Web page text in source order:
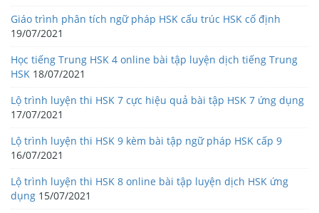
Giáo trình phân tích ngữ pháp HSK cấu trúc HSK cố định
19/07/2021
Học tiếng Trung HSK 4 online bài tập luyện dịch tiếng Trung
HSK 18/07/2021
Lộ trình luyện thi HSK 7 cực hiệu quả bài tập HSK 7 ứng dụng
17/07/2021
Lộ trình luyện thi HSK 9 kèm bài tập ngữ pháp HSK cấp 9
16/07/2021
Lộ trình luyện thi HSK 8 online bài tập luyện dịch HSK ứng
dụng 15/07/2021